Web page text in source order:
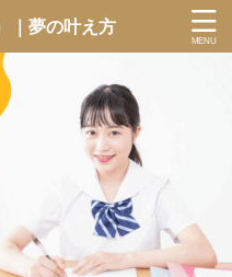
｜夢の叶え方